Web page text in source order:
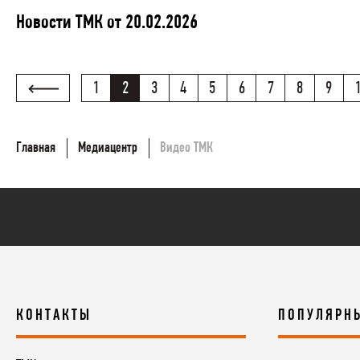
Новости ТМК от 20.02.2026
1 2 3 4 5 6 7 8 9
Главная Медиацентр Видео ТМК
КОНТАКТЫ